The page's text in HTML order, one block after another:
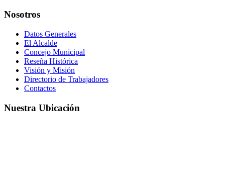
Nosotros
Datos Generales
El Alcalde
Concejo Municipal
Reseña Histórica
Visión y Misión
Directorio de Trabajadores
Contactos
Nuestra Ubicación